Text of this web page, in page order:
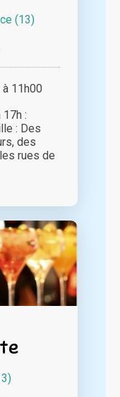
(13)
11h00
:
: Des
des
rues de